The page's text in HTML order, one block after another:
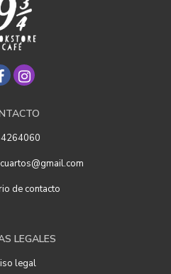
de contacto
LEGALES
legal